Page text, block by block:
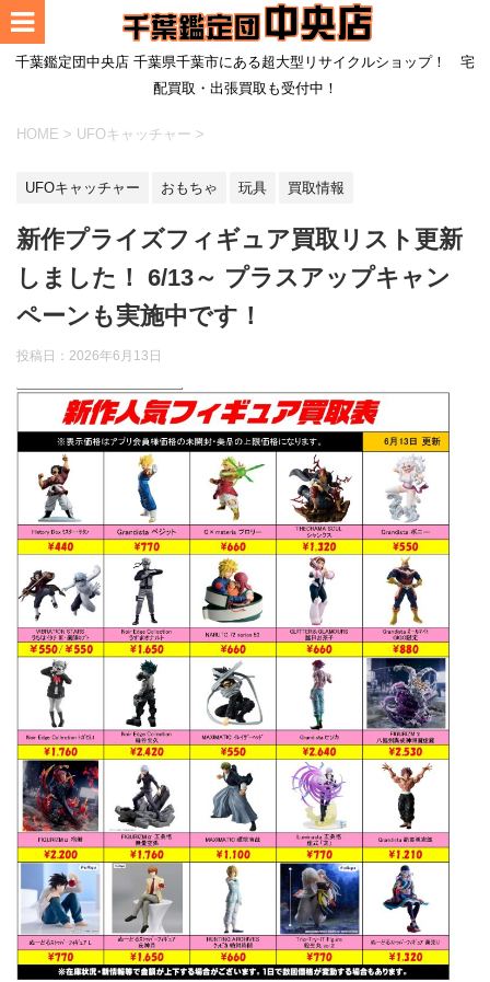
千葉鑑定団中央店 千葉県千葉市にある超大型リサイクルショップ！ 宅
配買取・出張買取も受付中！
HOME > UFOキャッチャー >
UFOキャッチャー おもちゃ 玩具 買取情報
新作プライズフィギュア買取リスト更新
しました！ 6/13～ プラスアップキャン
ペーンも実施中です！
投稿日：2026年6月13日